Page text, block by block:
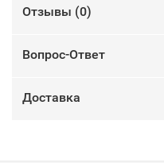
Отзывы (0)
Вопрос-Ответ
Доставка